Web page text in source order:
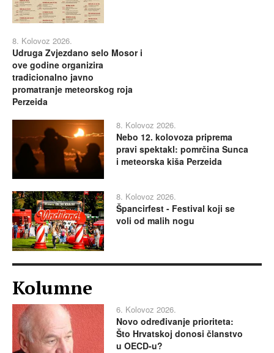
8. Kolovoz 2026.
Udruga Zvjezdano selo Mosor i
ove godine organizira
tradicionalno javno
promatranje meteorskog roja
Perzeida
8. Kolovoz 2026.
Nebo 12. kolovoza priprema
pravi spektakl: pomrčina Sunca
i meteorska kiša Perzeida
8. Kolovoz 2026.
Špancirfest - Festival koji se
voli od malih nogu
Kolumne
6. Kolovoz 2026.
Novo određivanje prioriteta:
Što Hrvatskoj donosi članstvo
u OECD-u?